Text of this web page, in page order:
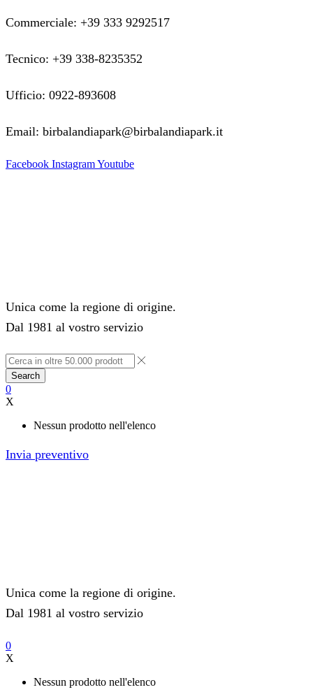
Commerciale: +39 333 9292517
Tecnico: +39 338-8235352
Ufficio: 0922-893608
Email: birbalandiapark@birbalandiapark.it
Facebook InstagramYoutube
Unica come la regione di origine.
Dal 1981 al vostro servizio
Search
0
X
Nessun prodotto nell'elenco
Invia preventivo
Unica come la regione di origine.
Dal 1981 al vostro servizio
0
X
Nessun prodotto nell'elenco